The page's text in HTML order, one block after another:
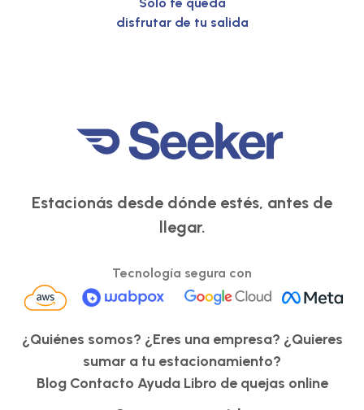
disfrutar de tu salida
Estacionás desde dónde estés, antes de
llegar.
Tecnología segura con
¿Quiénes somos? ¿Eres una empresa? ¿Quieres
sumar a tu estacionamiento?
Blog Contacto Ayuda Libro de quejas online